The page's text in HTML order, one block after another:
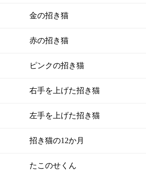
金の招き猫
赤の招き猫
ピンクの招き猫
右手を上げた招き猫
左手を上げた招き猫
招き猫の12か月
たこのせくん